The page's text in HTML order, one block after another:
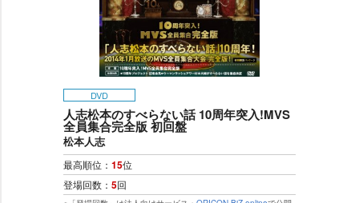
DVD
人志松本のすべらない話 10周年突入!MVS
全員集合完全版 初回盤
松本人志
最高順位： 15位
登場回数： 5回